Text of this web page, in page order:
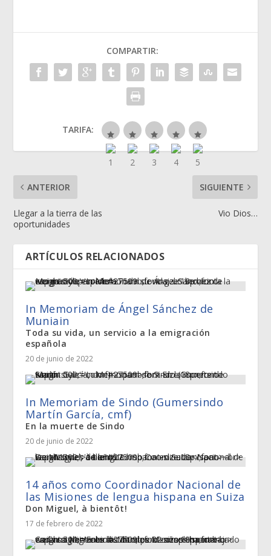
COMPARTIR:
TARIFA:
ANTERIOR
Llegar a la tierra de las
oportunidades
SIGUIENTE
Vio Dios…
ARTÍCULOS RELACIONADOS
In Memoriam de Ángel Sánchez de
Muniain
Toda su vida, un servicio a la emigración
española
20 de junio de 2022
In Memoriam de Sindo (Gumersindo
Martín García, cmf)
En la muerte de Sindo
20 de junio de 2022
14 años como Coordinador Nacional de
las Misiones de lengua hispana en Suiza
Don Miguel, à bientôt!
17 de febrero de 2022